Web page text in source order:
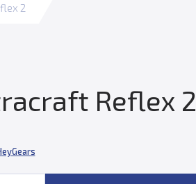
2
Reflex 2